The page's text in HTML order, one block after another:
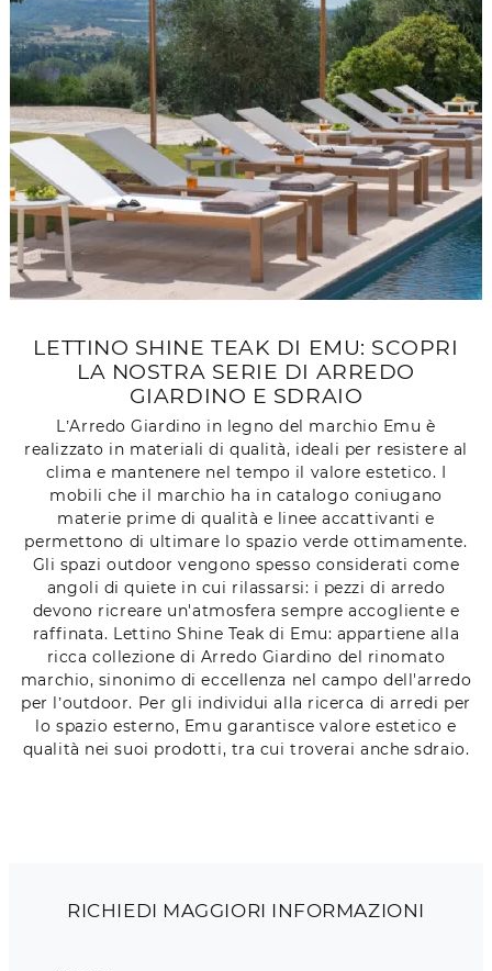
LETTINO SHINE TEAK DI EMU: SCOPRI
LA NOSTRA SERIE DI ARREDO
GIARDINO E SDRAIO
L’Arredo Giardino in legno del marchio Emu è
realizzato in materiali di qualità, ideali per resistere al
clima e mantenere nel tempo il valore estetico. I
mobili che il marchio ha in catalogo coniugano
materie prime di qualità e linee accattivanti e
permettono di ultimare lo spazio verde ottimamente.
Gli spazi outdoor vengono spesso considerati come
angoli di quiete in cui rilassarsi: i pezzi di arredo
devono ricreare un'atmosfera sempre accogliente e
raffinata. Lettino Shine Teak di Emu: appartiene alla
ricca collezione di Arredo Giardino del rinomato
marchio, sinonimo di eccellenza nel campo dell'arredo
per l’outdoor. Per gli individui alla ricerca di arredi per
lo spazio esterno, Emu garantisce valore estetico e
qualità nei suoi prodotti, tra cui troverai anche sdraio.
RICHIEDI MAGGIORI INFORMAZIONI